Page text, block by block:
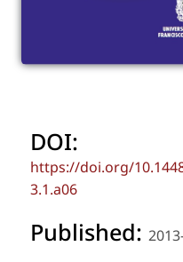
DOI:
https://doi.org/
3.1.a06
Published: